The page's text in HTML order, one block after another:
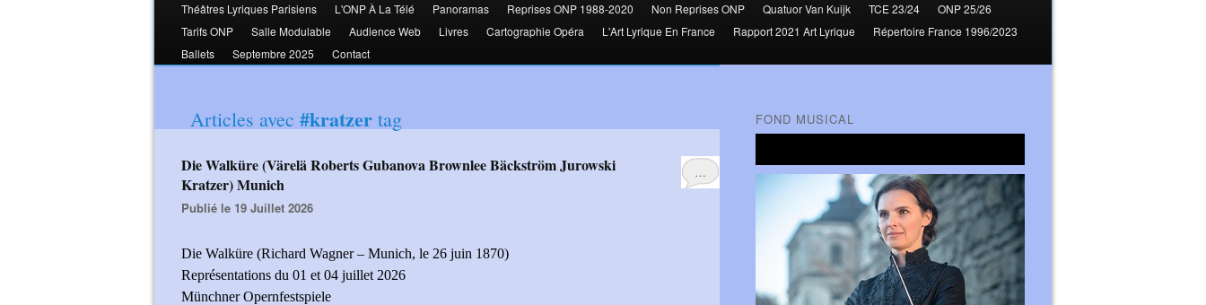
Théâtres Lyriques Parisiens
L'ONP À La Télé Panoramas Reprises ONP 1988-2020 Non Reprises ONP Quatuor Van Kuijk TCE 23/24
ONP 25/26
Tarifs ONP
Salle Modulable Audience Web Livres Cartographie Opéra L'Art Lyrique En France Rapport 2021 Art Lyrique
Répertoire France 1996/2023
Ballets
Septembre 2025 Contact
Articles avec #kratzer tag
…
Die Walküre (Värelä Roberts Gubanova Brownlee Bäckström Jurowski
Kratzer) Munich
Publié le 19 Juillet 2026
Die Walküre (Richard Wagner – Munich, le 26 juin 1870)
Représentations du 01 et 04 juillet 2026
Münchner Opernfestspiele
FOND MUSICAL